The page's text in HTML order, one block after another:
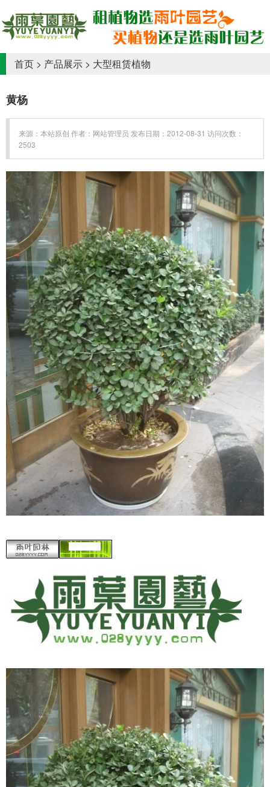
首页 > 产品展示 > 大型租赁植物
黄杨
来源：本站原创 作者：网站管理员 发布日期：2012-08-31 访问次数：
2503